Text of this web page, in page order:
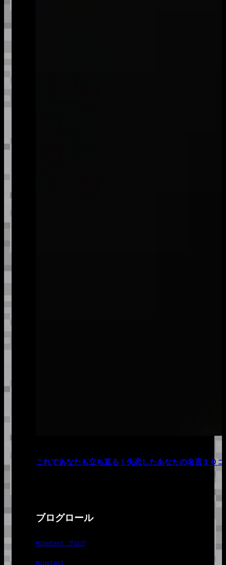
これであなたも立ち直る！失恋したあなたの名言１０コ
ブログロール
Minetest ブログ
Minetest